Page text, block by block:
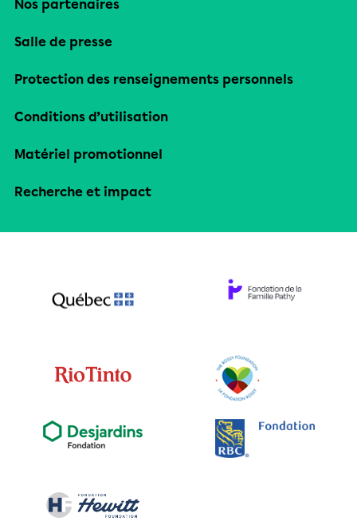
Nos partenaires
Salle de presse
Protection des renseignements personnels
Conditions d’utilisation
Matériel promotionnel
Recherche et impact